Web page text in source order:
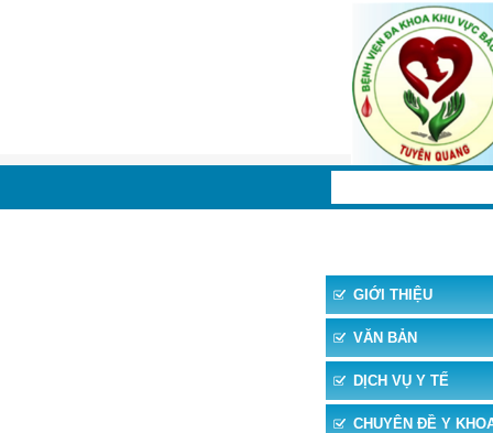
GIỚI THIỆU
VĂN BẢN
DỊCH VỤ Y TẾ
CHUYÊN ĐỀ Y